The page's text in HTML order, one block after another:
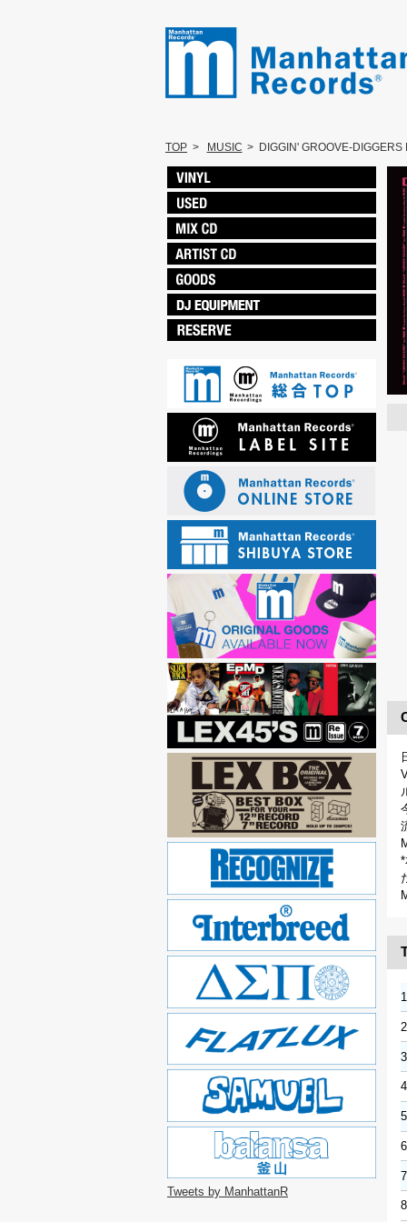
TOP > MUSIC > DIGGIN' GROOVE-
Tweets by ManhattanR